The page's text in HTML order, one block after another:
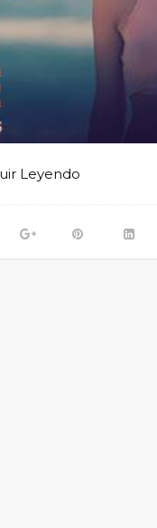
Leyendo